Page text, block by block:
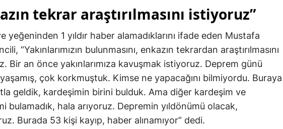
tekrar araştırılmasını istiyoruz”
yeğeninden 1 yıldır haber alamadıklarını ifade eden Mustafa
“Yakınlarımızın bulunmasını, enkazın tekrardan araştırılmasını
Bir an önce yakınlarımıza kavuşmak istiyoruz. Deprem günü
çok korkmuştuk. Kimse ne yapacağını bilmiyordu. Buraya
geldik, kardeşimin birini bulduk. Ama diğer kardeşim ve
bulamadık, hala arıyoruz. Depremin yıldönümü olacak,
Burada 53 kişi kayıp, haber alınamıyor” dedi.